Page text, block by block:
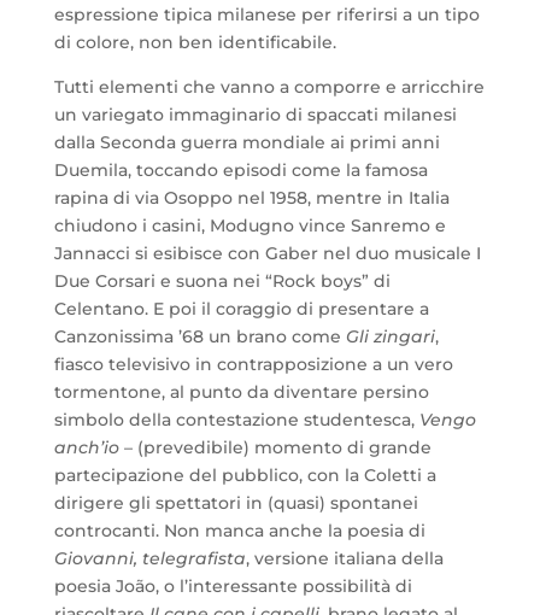
espressione tipica milanese per riferirsi a un tipo
di colore, non ben identificabile.
Tutti elementi che vanno a comporre e arricchire
un variegato immaginario di spaccati milanesi
dalla Seconda guerra mondiale ai primi anni
Duemila, toccando episodi come la famosa
rapina di via Osoppo nel 1958, mentre in Italia
chiudono i casini, Modugno vince Sanremo e
Jannacci si esibisce con Gaber nel duo musicale I
Due Corsari e suona nei “Rock boys” di
Celentano. E poi il coraggio di presentare a
Canzonissima ’68 un brano come Gli zingari,
fiasco televisivo in contrapposizione a un vero
tormentone, al punto da diventare persino
simbolo della contestazione studentesca, Vengo
anch’io– (prevedibile) momento di grande
partecipazione del pubblico, con la Coletti a
dirigere gli spettatori in (quasi) spontanei
controcanti. Non manca anche la poesia di
Giovanni, telegrafista, versione italiana della
poesia João, o l’interessante possibilità di